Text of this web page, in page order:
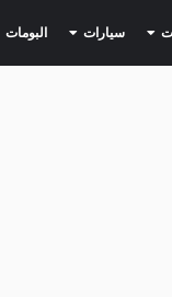
(current) سيارات (current) البومات